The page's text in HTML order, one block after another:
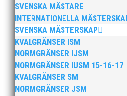
SVENSKA MÄSTARE
INTERNATIONELLA
SVENSKA MÄSTERSKAP
KVALGRÄNSER ISM
NORMGRÄNSER IJSM
NORMGRÄNSER IUSM 15-16-17
KVALGRÄNSER SM
NORMGRÄNSER JSM
Efter att årsmötet
möjliggjorde och